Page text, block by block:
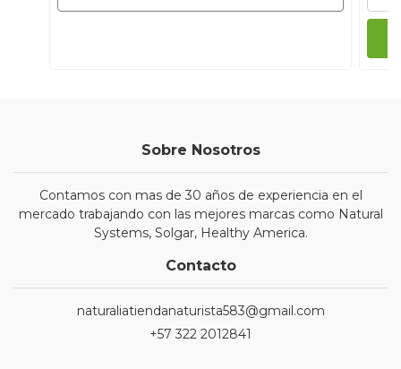
Sobre Nosotros
Contamos con mas de 30 años de experiencia en el
mercado trabajando con las mejores marcas como Natural
Systems, Solgar, Healthy America.
Contacto
naturaliatiendanaturista583@gmail.com
+57 322 2012841